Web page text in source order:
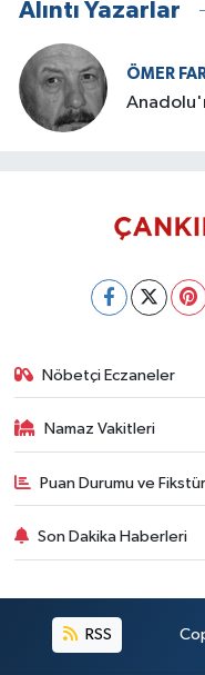
Alıntı Yazarlar
ÖMER
Nöbetçi Eczaneler
Namaz Vakitleri
Puan Durumu ve Fikstür
Son Dakika Haberleri
RSS